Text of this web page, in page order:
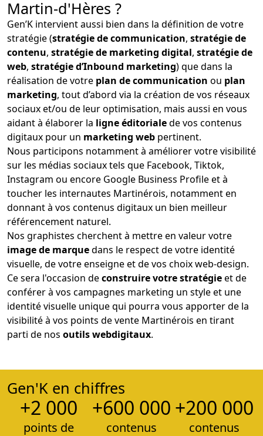
Martin-d'Hères ?
Gen’K intervient aussi bien dans la définition de votre
stratégie (stratégie de communication, stratégie de
contenu, stratégie de marketing digital, stratégie de
web, stratégie d’Inbound marketing) que dans la
réalisation de votre plan de communication ou plan
marketing, tout d’abord via la création de vos réseaux
sociaux et/ou de leur optimisation, mais aussi en vous
aidant à élaborer la ligne éditorialede vos contenus
digitaux pour un marketing web pertinent.
Nous participons notamment à améliorer votre visibilité
sur les médias sociaux tels que Facebook, Tiktok,
Instagram ou encore Google Business Profile et à
toucher les internautes Martinérois, notamment en
donnant à vos contenus digitaux un bien meilleur
référencement naturel.
Nos graphistes cherchent à mettre en valeur votre
image de marquedans le respect de votre identité
visuelle, de votre enseigne et de vos choix web-design.
Ce sera l'occasion deconstruire votre stratégieet de
conférer à vos campagnes marketing un style et une
identité visuelle unique qui pourra vous apporter de la
visibilité à vos points de vente Martinérois en tirant
parti de nos outils webdigitaux.
Gen'K en chiffres
+2 000
points de
+600 000
contenus
+200 000
contenus